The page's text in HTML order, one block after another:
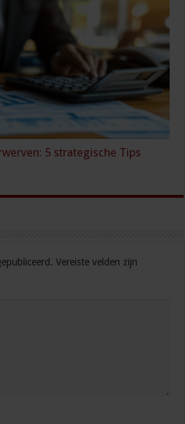
5 strategische Tips
Vereiste velden zijn